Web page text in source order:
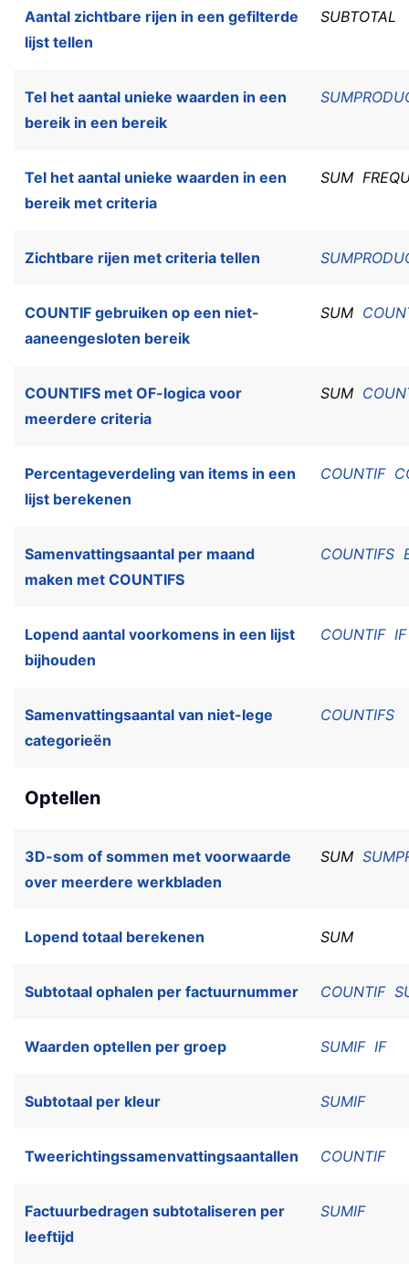
Aantal zichtbare rijen in een gefilterde
lijst tellen
SUBTOTAL
Tel het aantal unieke waarden in een
bereik in een bereik
Tel het aantal unieke waarden in een
bereik met criteria
SUM
Zichtbare rijen met criteria tellen
COUNTIF gebruiken op een niet-
aaneengesloten bereik
SUM
COUNTIFS met OF-logica voor
meerdere criteria
SUM
Percentageverdeling van items in een
lijst berekenen
COUNTIF
Samenvattingsaantal per maand
maken met COUNTIFS
COUNTIFS
Lopend aantal voorkomens in een lijst
bijhouden
COUNTIF IF
Samenvattingsaantal van niet-lege
categorieën
COUNTIFS
Optellen
3D-som of sommen met voorwaarde
over meerdere werkbladen
SUM
Lopend totaal berekenen SUM
Subtotaal ophalen per factuurnummer COUNTIF
Waarden optellen per groep SUMIF IF
Subtotaal per kleur SUMIF
Tweerichtingssamenvattingsaantallen COUNTIF
Factuurbedragen subtotaliseren per
leeftijd
SUMIF